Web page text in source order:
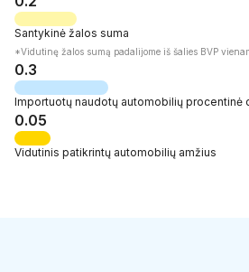
Santykinė žalos suma
*Vidutinę žalos sumą padalijome iš šalies BVP
0.3
Importuotų naudotų automobilių procentinė
0.05
Vidutinis patikrintų automobilių amžius